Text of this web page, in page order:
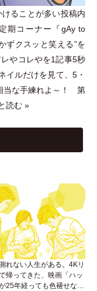
ることが多い投稿内
期コーナー『gAy to
ずクスッと笑える”を
やコレやを1記事5秒
イルだけを見て、5・
当な手練れよ～！ 第
読む »
れない人生がある。4Kリ
帰ってきた、映画「ハッ
25年経っても色褪せない